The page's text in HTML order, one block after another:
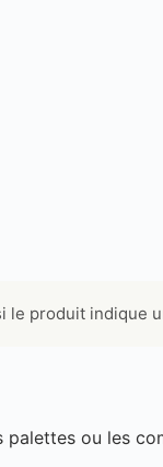
le produit indique
ou les